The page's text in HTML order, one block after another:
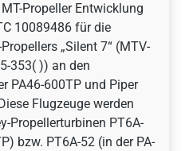
Propeller Entwicklung
10089486 für die
„Silent 7“ (MTV-
353( )) an den
PA46-600TP und Piper
Flugzeuge werden
Propellerturbinen PT6A-
bzw. PT6A-52 (in der PA-